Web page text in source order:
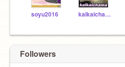
soyu2016 kaikaichama
Followers